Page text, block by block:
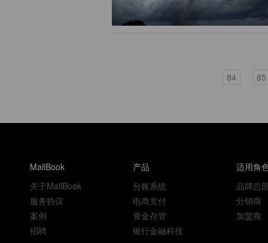
84 85
MallBook
关于MallBook
服务协议
案例
招聘
产品
分账系统
电商支付
资金存管
银行金融科技
适用角
品牌总
分销商
加盟商